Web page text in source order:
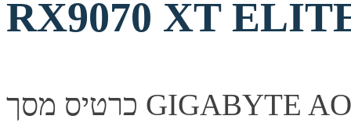
RX9070 XT
כרטיס מסך GIGABYTE AORUS Radeon RX9070 XT